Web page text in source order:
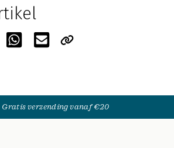
Gratis verzending vanaf €20